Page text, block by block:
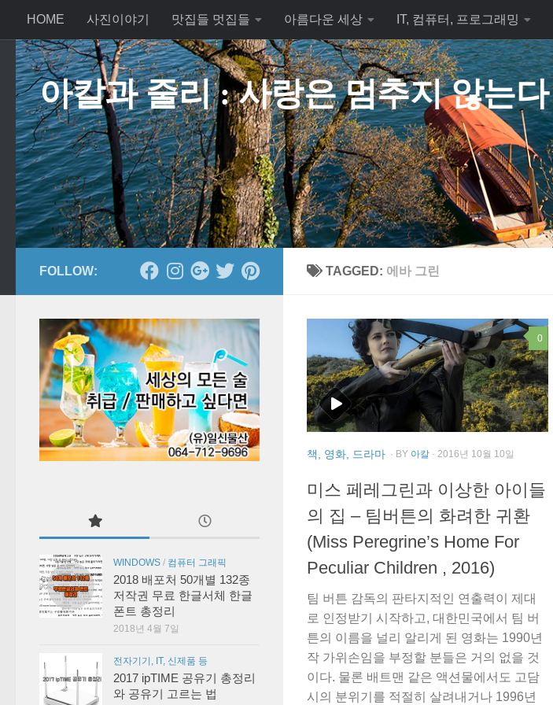
Skip to content
HOME 사진이야기 맛집들 멋집들 아름다운 세상 IT, 컴퓨터, 프로그래밍
아칼과 줄리 : 사랑은 멈추지 않는다
TAGGED: 에바 그린
0
책, 영화, 드라마 · BY 아칼 · 2016년 10월 10일
미스 페레그린과 이상한 아이들
의 집 – 팀버튼의 화려한 귀환
(Miss Peregrine’s Home For
Peculiar Children , 2016)
팀 버튼 감독의 판타지적인 연출력이 제대
로 인정받기 시작하고, 대한민국에서 팀 버
튼의 이름을 널리 알리게 된 영화는 1990년
작 가위손임을 부정할 분들은 거의 없을 것
이다. 물론 배트맨 같은 액션물에서도 고담
시의 분위기를 적절히 살려내거나 1996년
FOLLOW:
WINDOWS / 컴퓨터 그래픽
2018 배포처 50개별 132종
저작권 무료 한글서체 한글
폰트 총정리
2018년 4월 7일
전자기기, IT, 신제품 등
2017 ipTIME 공유기 총정리
와 공유기 고르는 법